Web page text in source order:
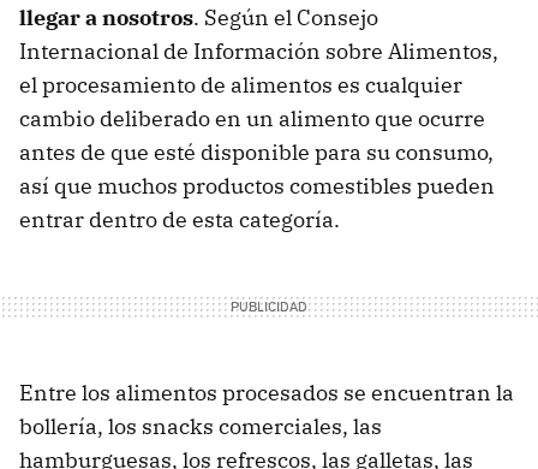
llegar a nosotros. Según el Consejo
Internacional de Información sobre Alimentos,
el procesamiento de alimentos es cualquier
cambio deliberado en un alimento que ocurre
antes de que esté disponible para su consumo,
así que muchos productos comestibles pueden
entrar dentro de esta categoría.
Entre los alimentos procesados se encuentran la
bollería, los snacks comerciales, las
hamburguesas, los refrescos, las galletas, las